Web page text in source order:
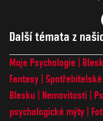
Další témata z
Moje Psychologie
Fantasy
Blesku
Nemovitosti
psychologické mýty